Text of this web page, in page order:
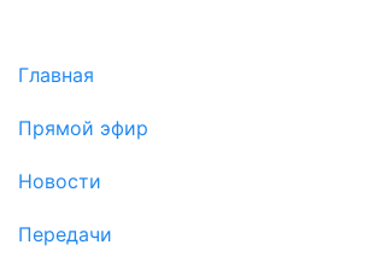
Главная
Прямой эфир
Новости
Передачи